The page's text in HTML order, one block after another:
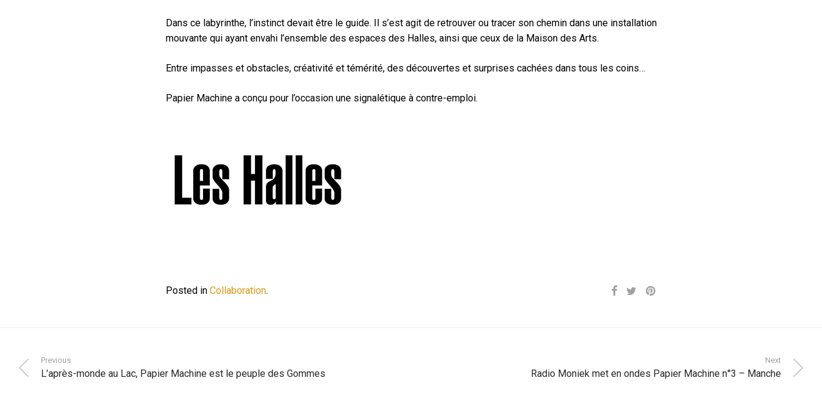
Dans ce labyrinthe, l’instinct devait être le guide. Il s’est agit de retrouver ou tracer son chemin dans une installation
mouvante qui ayant envahi l’ensemble des espaces des Halles, ainsi que ceux de la Maison des Arts.
Entre impasses et obstacles, créativité et témérité, des découvertes et surprises cachées dans tous les coins…
Papier Machine a conçu pour l’occasion une signalétique à contre-emploi.
Posted in Collaboration.
Previous
L’après-monde au Lac, Papier Machine est le peuple des Gommes
Next
Radio Moniek met en ondes Papier Machine n°3 – Manche